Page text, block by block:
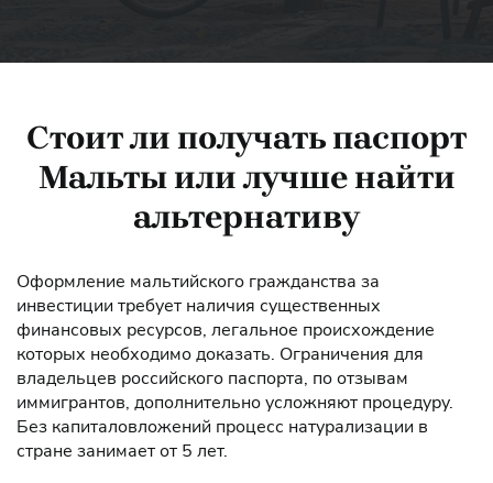
Стоит ли получать паспорт
Мальты или лучше найти
альтернативу
Оформление мальтийского гражданства за
инвестиции требует наличия существенных
финансовых ресурсов, легальное происхождение
которых необходимо доказать. Ограничения для
владельцев российского паспорта, по отзывам
иммигрантов, дополнительно усложняют процедуру.
Без капиталовложений процесс натурализации в
стране занимает от 5 лет.